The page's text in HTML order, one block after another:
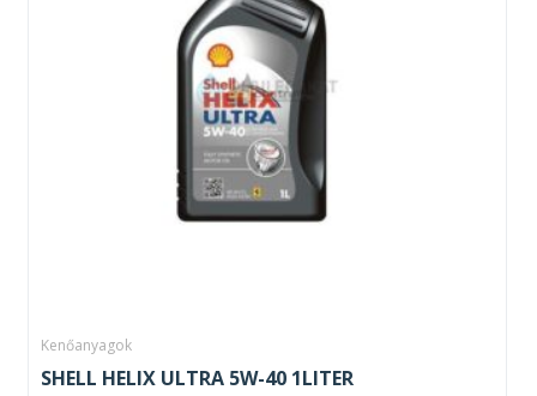
Kenőanyagok
SHELL HELIX ULTRA 5W-40 1LITER